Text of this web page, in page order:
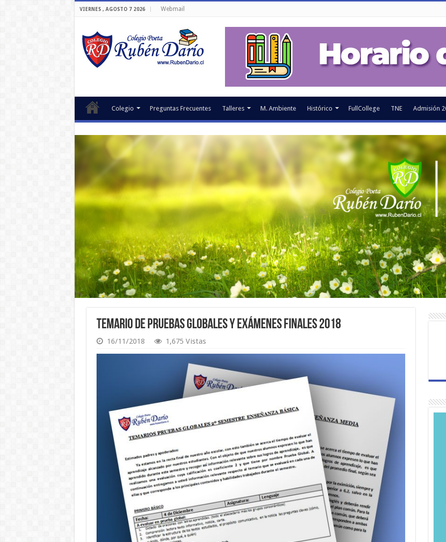
VIERNES , AGOSTO 7 2026 Webmail
Colegio Preguntas Frecuentes Talleres M. Ambiente Histórico FullCollege TNE Admisión
Temario de Pruebas Globales y Exámenes Finales 2018
16/11/2018 1,675 Vistas